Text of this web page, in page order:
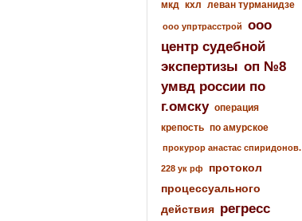
мкд кхл леван турманидзе
ооо упртрасстрой
ооо
центр судебной
экспертизы оп №8
умвд россии по
г.омску операция
крепость по амурское
прокурор анастас спиридонов.
228 ук рф
протокол
процессуального
действия регресс